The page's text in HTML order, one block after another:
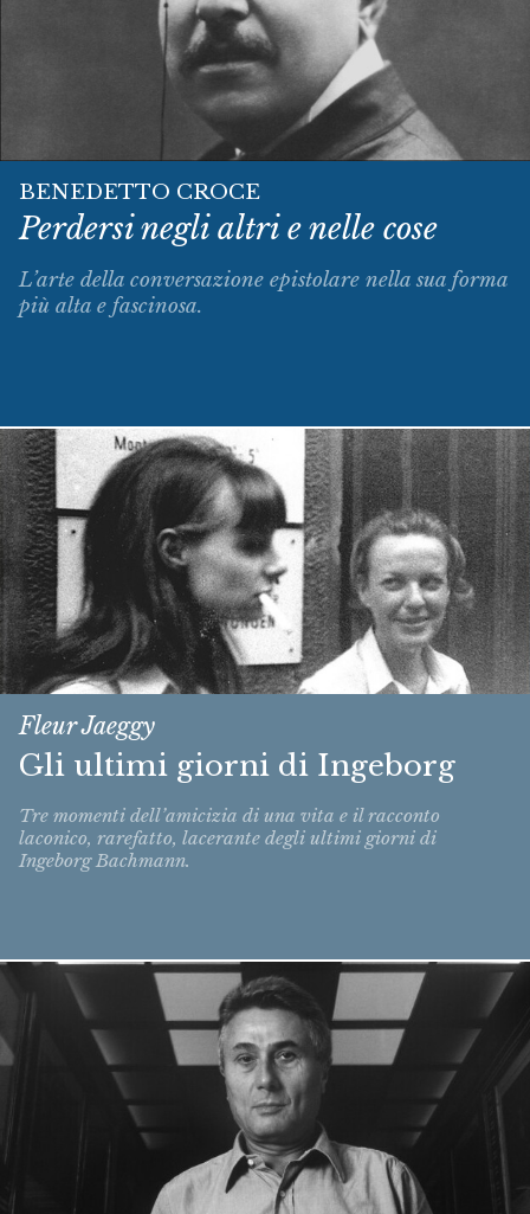
BENEDETTO CROCE
Perdersi negli altri e nelle cose
L’arte della conversazione epistolare nella sua forma
più alta e fascinosa.
Fleur Jaeggy
Gli ultimi giorni di Ingeborg
Tre momenti dell’amicizia di una vita e il racconto
laconico, rarefatto, lacerante degli ultimi giorni di
Ingeborg Bachmann.